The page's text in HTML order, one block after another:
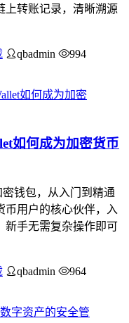
上转账记录，清晰溯源
qbadmin
994
如何成为加密货币
密钱包，从入门到精通
币用户的核心伙伴，入
新手无需复杂操作即可
qbadmin
964